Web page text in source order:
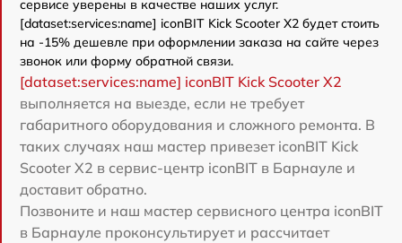
сервисе уверены в качестве наших услуг.
[dataset:services:name] iconBIT Kick Scooter X2 будет стоить
на -15% дешевле при оформлении заказа на сайте через
звонок или форму обратной связи.
[dataset:services:name] iconBIT Kick Scooter X2
выполняется на выезде, если не требует
габаритного оборудования и сложного ремонта. В
таких случаях наш мастер привезет iconBIT Kick
Scooter X2 в сервис-центр iconBIT в Барнауле и
доставит обратно.
Позвоните и наш мастер сервисного центра iconBIT
в Барнауле проконсультирует и рассчитает